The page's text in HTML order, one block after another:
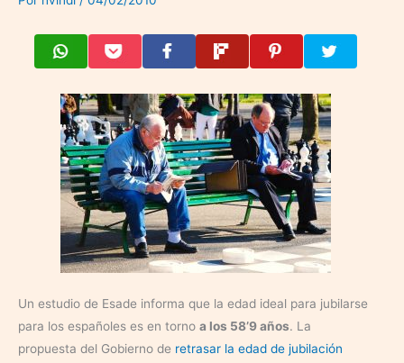
Un estudio de Esade informa que la edad ideal para jubilarse
para los españoles es en torno a los 58’9 años. La
propuesta del Gobierno de retrasar la edad de jubilación